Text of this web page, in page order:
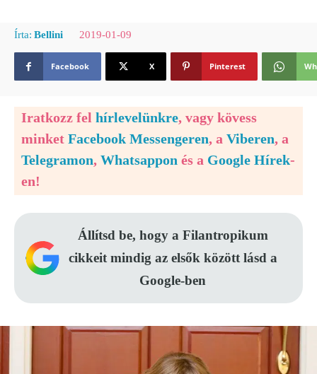
Írta: Bellini 2019-01-09
Facebook X Pinterest
Iratkozz fel hírlevelünkre, vagy kövess
minket Facebook Messengeren, a Viberen, a
Telegramon, Whatsappon és a Google Hírek-
en!
Állítsd be, hogy a Filantropikum
cikkeit mindig az elsők között lásd a
Google-ben